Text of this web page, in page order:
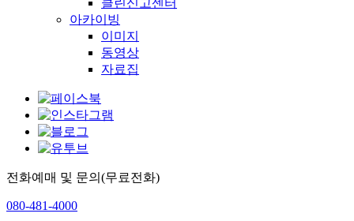
클린신고센터
아카이빙
이미지
동영상
자료집
전화예매 및 문의(무료전화)
080-481-4000